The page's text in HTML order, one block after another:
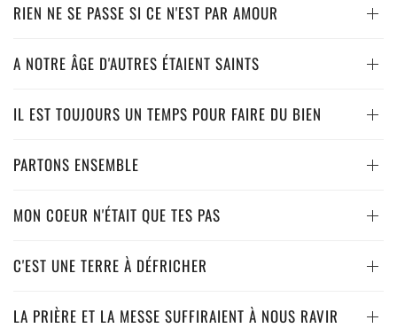
RIEN NE SE PASSE SI CE N'EST PAR AMOUR
A NOTRE ÂGE D'AUTRES ÉTAIENT SAINTS
IL EST TOUJOURS UN TEMPS POUR FAIRE DU BIEN
PARTONS ENSEMBLE
MON COEUR N'ÉTAIT QUE TES PAS
C'EST UNE TERRE À DÉFRICHER
LA PRIÈRE ET LA MESSE SUFFIRAIENT À NOUS RAVIR